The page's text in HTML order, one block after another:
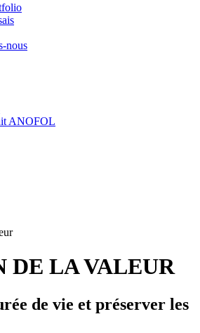
nous
ANOFOL
DE LA VALEUR
de vie et préserver les